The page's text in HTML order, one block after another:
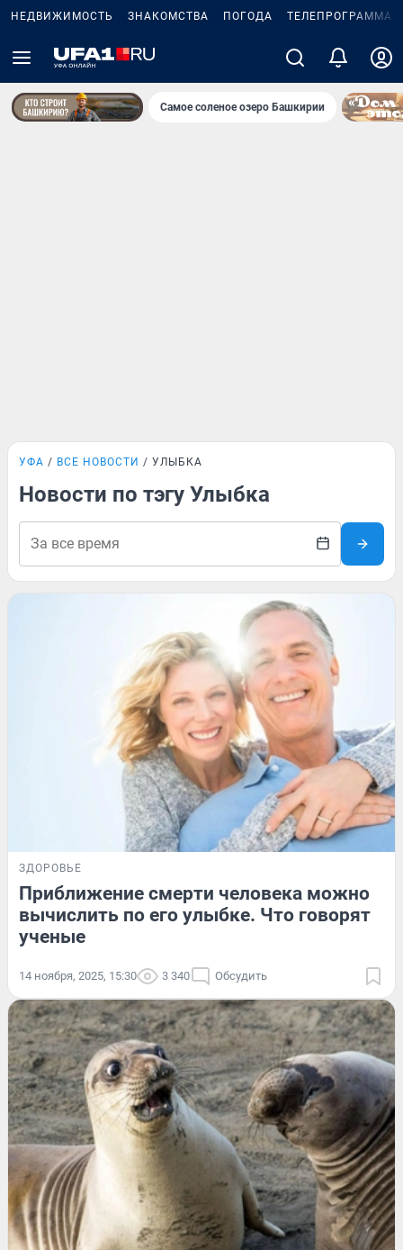
НЕДВИЖИМОСТЬ ЗНАКОМСТВА ПОГОДА ТЕЛЕПРОГРАММА
Самое соленое озеро Башкирии
УФА ВСЕ НОВОСТИ УЛЫБКА
Новости по тэгу Улыбка
ЗДОРОВЬЕ
Приближение смерти человека можно
вычислить по его улыбке. Что говорят
ученые
14 ноября, 2025, 15:30 3 340 Обсудить